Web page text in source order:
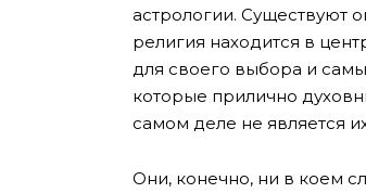
астрологии. Существуют
религия находится в
для своего выбора и
которые прилично
самом деле не является
Они, конечно, ни в коем